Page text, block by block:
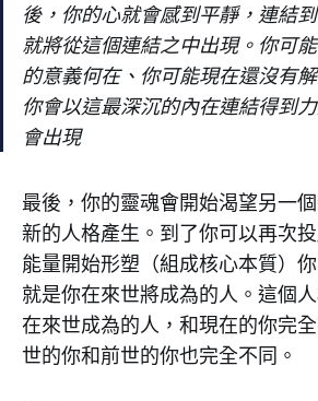
後，你的心就會感到平靜，連結
就將從這個連結之中出現。你可
的意義何在、你可能現在還沒有
你會以這最深沉的內在連結得到
會出現
最後，你的靈魂會開始渴望另一
新的人格產生。到了你可以再次
能量開始形塑（組成核心本質）
就是你在來世將成為的人。這個
在來世成為的人，和現在的你完
世的你和前世的你也完全不同。